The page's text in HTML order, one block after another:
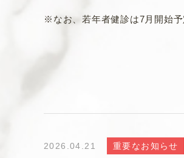
※なお、若年者健診は7月開始予
2026.04.21 重要なお知らせ